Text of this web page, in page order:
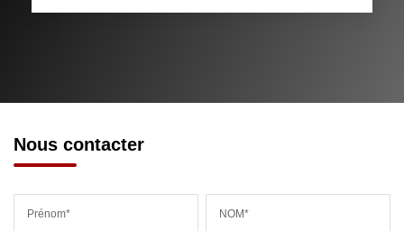
Nous contacter
Prénom* NOM*